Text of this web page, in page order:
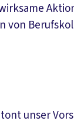
unser